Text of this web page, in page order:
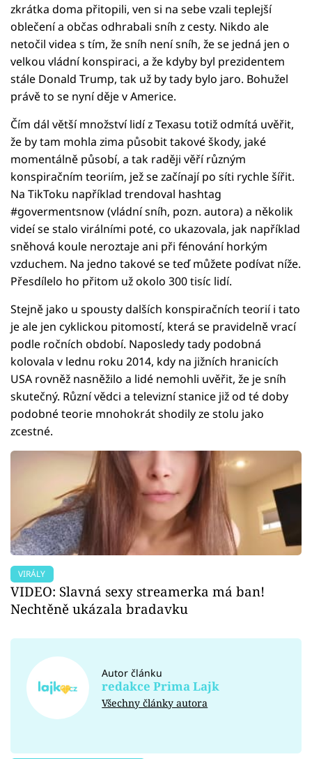
zkrátka doma přitopili, ven si na sebe vzali teplejší
oblečení a občas odhrabali sníh z cesty. Nikdo ale
netočil videa s tím, že sníh není sníh, že se jedná jen o
velkou vládní konspiraci, a že kdyby byl prezidentem
stále Donald Trump, tak už by tady bylo jaro. Bohužel
právě to se nyní děje v Americe.
Čím dál větší množství lidí z Texasu totiž odmítá uvěřit,
že by tam mohla zima působit takové škody, jaké
momentálně působí, a tak raději věří různým
konspiračním teoriím, jež se začínají po síti rychle šířit.
Na TikToku například trendoval hashtag
#govermentsnow (vládní sníh, pozn. autora) a několik
videí se stalo virálními poté, co ukazovala, jak například
sněhová koule neroztaje ani při fénování horkým
vzduchem. Na jedno takové se teď můžete podívat níže.
Přesdílelo ho přitom už okolo 300 tisíc lidí.
Stejně jako u spousty dalších konspiračních teorií i tato
je ale jen cyklickou pitomostí, která se pravidelně vrací
podle ročních období. Naposledy tady podobná
kolovala v lednu roku 2014, kdy na jižních hranicích
USA rovněž nasněžilo a lidé nemohli uvěřit, že je sníh
skutečný. Různí vědci a televizní stanice již od té doby
podobné teorie mnohokrát shodily ze stolu jako
zcestné.
VIRÁLY
VIDEO: Slavná sexy streamerka má ban!
Nechtěně ukázala bradavku
Autor článku
redakce Prima Lajk
Všechny články autora